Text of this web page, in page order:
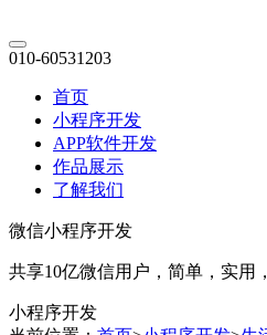
010-60531203
首页
小程序开发
APP软件开发
作品展示
了解我们
微信小程序开发
共享10亿微信用户，简单，实用
小程序开发